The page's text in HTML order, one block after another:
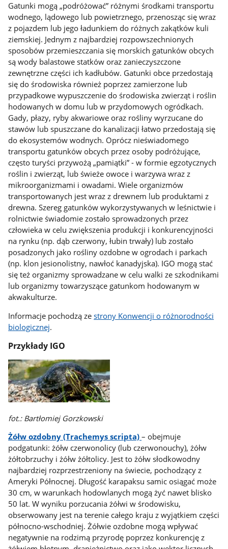
Gatunki mogą „podróżować” różnymi środkami transportu
wodnego, lądowego lub powietrznego, przenosząc się wraz
z pojazdem lub jego ładunkiem do różnych zakątków kuli
ziemskiej. Jednym z najbardziej rozpowszechnionych
sposobów przemieszczania się morskich gatunków obcych
są wody balastowe statków oraz zanieczyszczone
zewnętrzne części ich kadłubów. Gatunki obce przedostają
się do środowiska również poprzez zamierzone lub
przypadkowe wypuszczenie do środowiska zwierząt i roślin
hodowanych w domu lub w przydomowych ogródkach.
Gady, płazy, ryby akwariowe oraz rośliny wyrzucane do
stawów lub spuszczane do kanalizacji łatwo przedostają się
do ekosystemów wodnych. Oprócz nieświadomego
transportu gatunków obcych przez osoby podróżujące,
często turyści przywożą „pamiątki” - w formie egzotycznych
roślin i zwierząt, lub świeże owoce i warzywa wraz z
mikroorganizmami i owadami. Wiele organizmów
transportowanych jest wraz z drewnem lub produktami z
drewna. Szereg gatunków wykorzystywanych w leśnictwie i
rolnictwie świadomie zostało sprowadzonych przez
człowieka w celu zwiększenia produkcji i konkurencyjności
na rynku (np. dąb czerwony, łubin trwały) lub zostało
posadzonych jako rośliny ozdobne w ogrodach i parkach
(np. klon jesionolistny, nawłoć kanadyjska). IGO mogą stać
się też organizmy sprowadzane w celu walki ze szkodnikami
lub organizmy towarzyszące gatunkom hodowanym w
akwakulturze.
Informacje pochodzą zestrony Konwencji o różnorodności
biologicznej.
Przykłady IGO
fot.: Bartłomiej Gorzkowski
Żółw ozdobny (Trachemys scripta)– obejmuje
podgatunki: żółw czerwonolicy (lub czerwonouchy), żółw
żółtobrzuchy i żółw żółtolicy. Jest to żółw słodkowodny
najbardziej rozprzestrzeniony na świecie, pochodzący z
Ameryki Północnej. Długość karapaksu samic osiągać może
30 cm, w warunkach hodowlanych mogą żyć nawet blisko
50 lat. W wyniku porzucania żółwi w środowisku,
obserwowany jest na terenie całego kraju z wyjątkiem części
północno-wschodniej. Żółwie ozdobne mogą wpływać
negatywnie na rodzimą przyrodę poprzez konkurencję z